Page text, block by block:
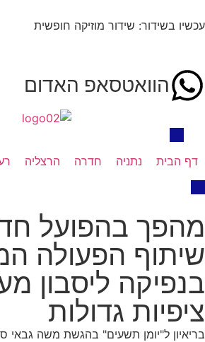
עכשיו בשידור: שידור מוזיקה חופשית
הוואטסאפ האדום
דף הבית נתניה חדרה הרצליה
מהפך בהפועל
שיתוף הפעולה
בנפיקה ליסבון
ציפיות גדולות
בריאיון ל"יומן תשעים" בהגשת משה גבאי